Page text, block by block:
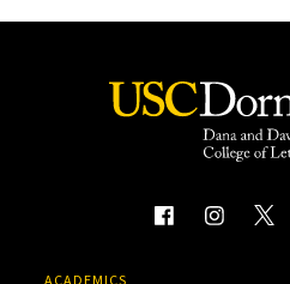
ACADEMICS